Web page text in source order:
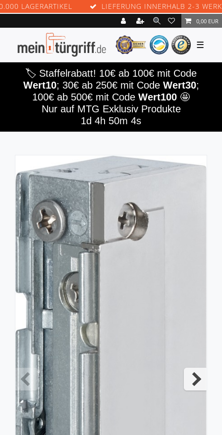
LIEFERUNG INNERHALB 2-3 WERKTAGEN
0,00 EUR
☰
🏷️ Staffelrabatt! 10€ ab 100€ mit Code
Wert10; 30€ ab 250€ mit Code Wert30;
100€ ab 500€ mit Code Wert100 🤩
Nur auf MTG Exklusiv Produkte
1d 4h 50m 2s